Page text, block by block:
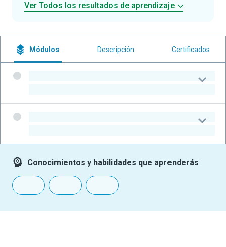
Ver Todos los resultados de aprendizaje
Módulos Descripción Certificados
Conocimientos y habilidades que aprenderás